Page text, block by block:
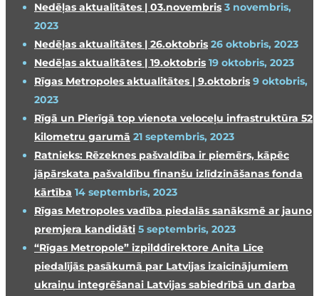
Nedēļas aktualitātes | 03.novembris 3 novembris,
2023
Nedēļas aktualitātes | 26.oktobris 26 oktobris, 2023
Nedēļas aktualitātes | 19.oktobris 19 oktobris, 2023
Rīgas Metropoles aktualitātes | 9.oktobris 9 oktobris,
2023
Rīgā un Pierīgā top vienota veloceļu infrastruktūra 52
kilometru garumā 21 septembris, 2023
Ratnieks: Rēzeknes pašvaldība ir piemērs, kāpēc
jāpārskata pašvaldību finanšu izlīdzināšanas fonda
kārtība 14 septembris, 2023
Rīgas Metropoles vadība piedalās sanāksmē ar jauno
premjera kandidāti 5 septembris, 2023
“Rīgas Metropole” izpilddirektore Anita Līce
piedalījās pasākumā par Latvijas izaicinājumiem
ukraiņu integrēšanai Latvijas sabiedrībā un darba